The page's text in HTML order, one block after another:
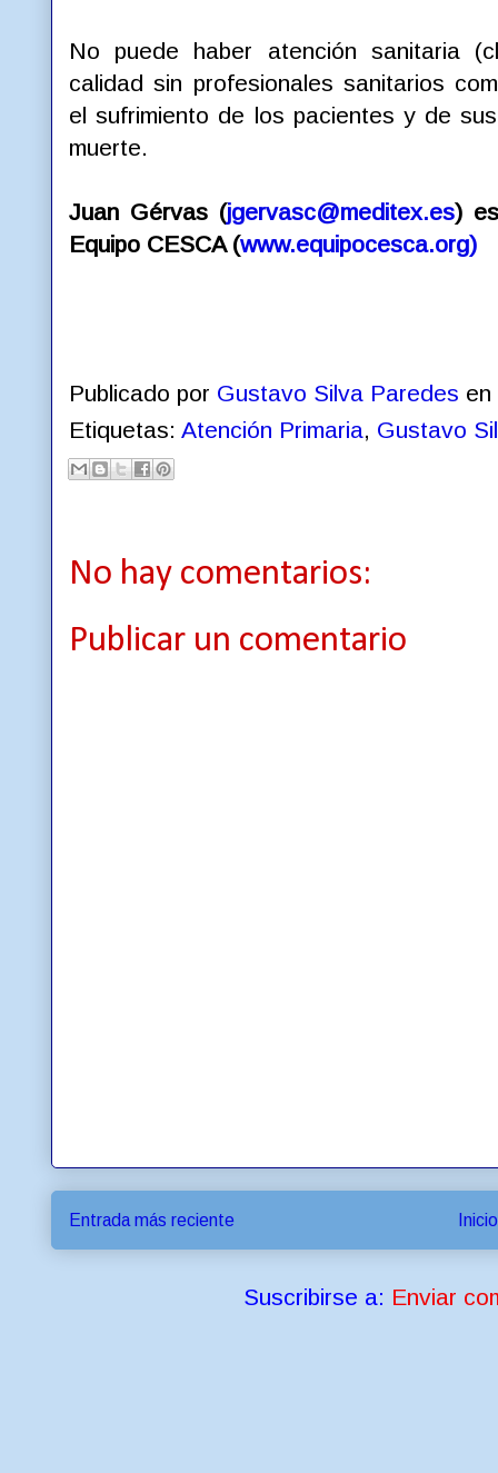
No puede haber atención sanitaria
calidad sin profesionales sanitarios
el sufrimiento de los pacientes y de
muerte.
Juan Gérvas (jgervasc@meditex.es)
Equipo CESCA (www.equipocesca.org)
Publicado por Gustavo Silva Paredes en
Etiquetas: Atención Primaria, Gustavo
No hay comentarios:
Publicar un comentario
Entrada más reciente Inicio
Suscribirse a: Enviar